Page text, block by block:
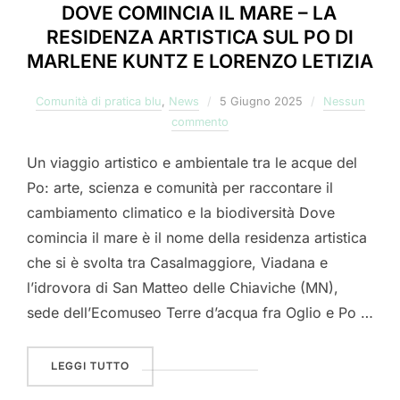
DOVE COMINCIA IL MARE – LA
RESIDENZA ARTISTICA SUL PO DI
MARLENE KUNTZ E LORENZO LETIZIA
Comunità di pratica blu News
Pubblicato
il
5 Giugno 2025
Nessun
commento
Un viaggio artistico e ambientale tra le acque del
Po: arte, scienza e comunità per raccontare il
cambiamento climatico e la biodiversità Dove
comincia il mare è il nome della residenza artistica
che si è svolta tra Casalmaggiore, Viadana e
l’idrovora di San Matteo delle Chiaviche (MN),
sede dell’Ecomuseo Terre d’acqua fra Oglio e Po …
LEGGI TUTTO